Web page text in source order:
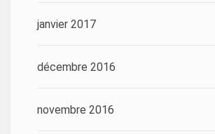
janvier 2017
décembre 2016
novembre 2016